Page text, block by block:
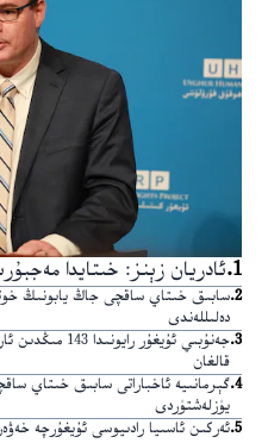
1
.ئادريان زېنز: خىتايدا
2
.سابىق خىتاي ساقچى جاڭ يابونىڭ
دەلىللەندى
3
.
جەنۇبىي ئۇيغۇر
قالغان
4
.گېرمانىيە ئاخباراتى سابىق خىتاي
يۈزلەشتۈردى
5
.ئەركىن ئاسىيا رادىيوسى ئۇيغۇرچە خەۋەرلىرى (2026-